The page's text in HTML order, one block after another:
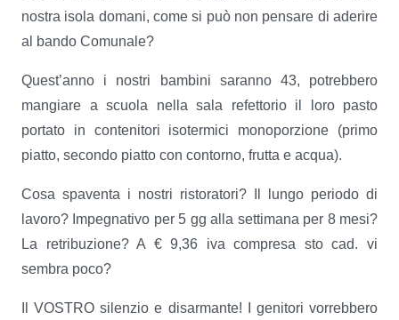
nostra isola domani, come si può non pensare di aderire
al bando Comunale?
Quest’anno i nostri bambini saranno 43, potrebbero
mangiare a scuola nella sala refettorio il loro pasto
portato in contenitori isotermici monoporzione (primo
piatto, secondo piatto con contorno, frutta e acqua).
Cosa spaventa i nostri ristoratori? Il lungo periodo di
lavoro? Impegnativo per 5 gg alla settimana per 8 mesi?
La retribuzione? A € 9,36 iva compresa sto cad. vi
sembra poco?
Il VOSTRO silenzio e disarmante! I genitori vorrebbero